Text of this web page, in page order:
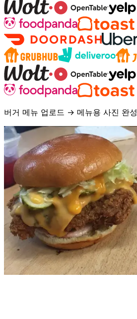
버거 메뉴 업로드 → 메뉴용 사진 완성